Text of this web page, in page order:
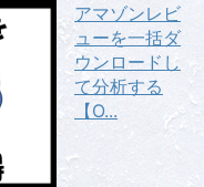
アマゾンレビ
ューを一括ダ
ウンロードし
て分析する
【O...